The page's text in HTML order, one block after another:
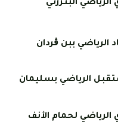
الرياضي البنزرتي
الرياضي ببن ڨردان
الرياضي بسليمان
الرياضي لحمام الأنف